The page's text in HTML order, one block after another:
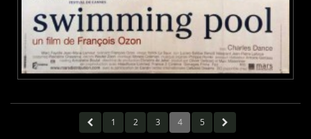
1 2 3 4
5